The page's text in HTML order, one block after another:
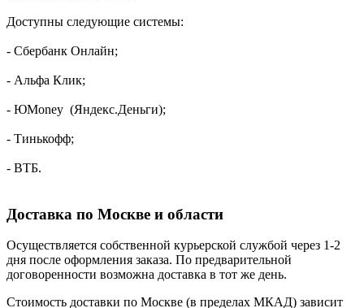
Доступны следующие системы:
- Сбербанк Онлайн;
- Альфа Клик;
- ЮMoney (Яндекс.Деньги);
- Тинькофф;
- ВТБ.
Доставка по Москве и области
Осуществляется собственной курьерской службой через 1-2
дня после оформления заказа. По предварительной
договоренности возможна доставка в тот же день.
Стоимость доставки по Москве (в пределах МКАД) зависит